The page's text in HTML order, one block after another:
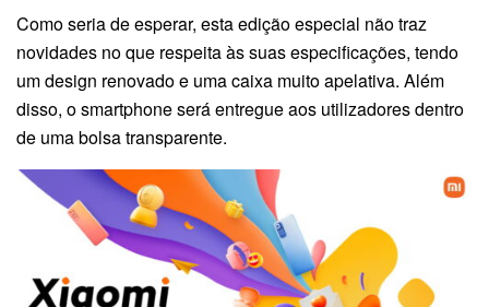
Como seria de esperar, esta edição especial não traz
novidades no que respeita às suas especificações, tendo
um design renovado e uma caixa muito apelativa. Além
disso, o smartphone será entregue aos utilizadores dentro
de uma bolsa transparente.